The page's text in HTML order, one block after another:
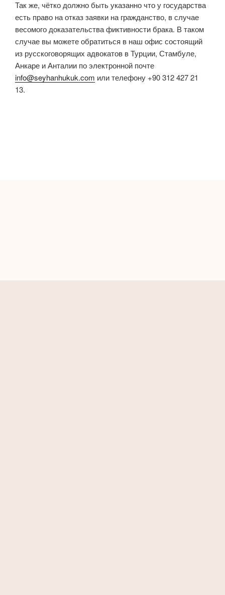
Так же, чётко должно быть указанно что у государства
есть право на отказ заявки на гражданство, в случае
весомого доказательства фиктивности брака. В таком
случае вы можете обратиться в наш офис состоящий
из русскоговорящих адвокатов в Турции, Стамбуле,
Анкаре и Анталии по электронной почте
info@seyhanhukuk.com или телефону +90 312 427 21
13.